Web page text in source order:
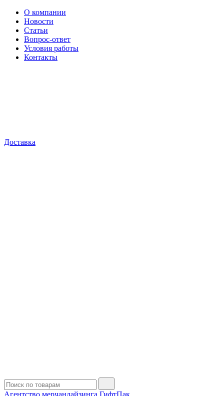
О компании
Новости
Статьи
Вопрос-ответ
Условия работы
Контакты
Доставка
Агентство мерчандайзинга ГифтПак